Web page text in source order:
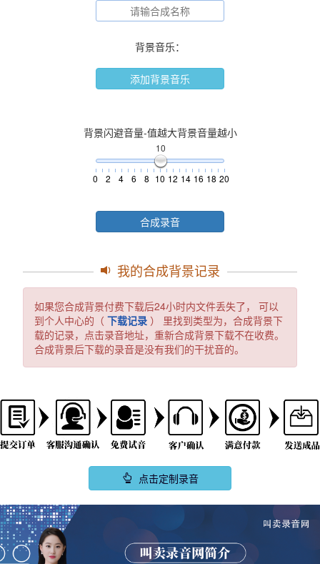
背景音乐：
添加背景音乐
背景闪避音量-值越大背景音量越小
10
0 2 4 6 8 10 12 14 16 18 20
合成录音
我的合成背景记录
如果您合成背景付费下载后24小时内文件丢失了， 可以
到个人中心的（ 下载记录 ） 里找到类型为，合成背景下
载的记录，点击录音地址，重新合成背景下载不在收费。
合成背景后下载的录音是没有我们的干扰音的。
点击定制录音